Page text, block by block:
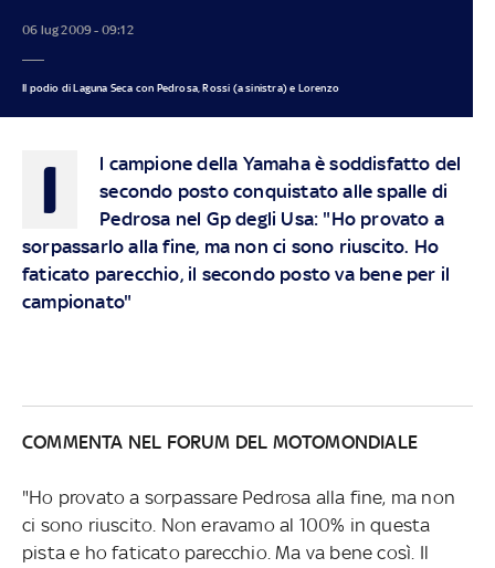
06 lug 2009 - 09:12
Il podio di Laguna Seca con Pedrosa, Rossi (a sinistra) e Lorenzo
I
l campione della Yamaha è soddisfatto del
secondo posto conquistato alle spalle di
Pedrosa nel Gp degli Usa: "Ho provato a
sorpassarlo alla fine, ma non ci sono riuscito. Ho
faticato parecchio, il secondo posto va bene per il
campionato"
COMMENTA NEL FORUM DEL MOTOMONDIALE
"Ho provato a sorpassare Pedrosa alla fine, ma non
ci sono riuscito. Non eravamo al 100% in questa
pista e ho faticato parecchio. Ma va bene così. Il